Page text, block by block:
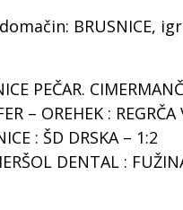
BRUSNICE,
PEČAR.
– OREHEK :
: ŠD DRSKA – 1:2
DENTAL :